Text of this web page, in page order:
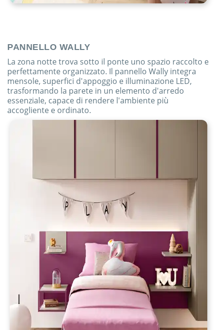
PANNELLO WALLY
La zona notte trova sotto il ponte uno spazio raccolto e
perfettamente organizzato. Il pannello Wally integra
mensole, superfici d'appoggio e illuminazione LED,
trasformando la parete in un elemento d'arredo
essenziale, capace di rendere l'ambiente più
accogliente e ordinato.